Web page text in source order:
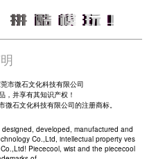
市微石文化科技有限公司
，并享有其知识产权！
石文化科技有限公司的注册商标。
developed, manufactured and
Co.,Ltd, intellectual property ves
Piececool, wist and the piececool